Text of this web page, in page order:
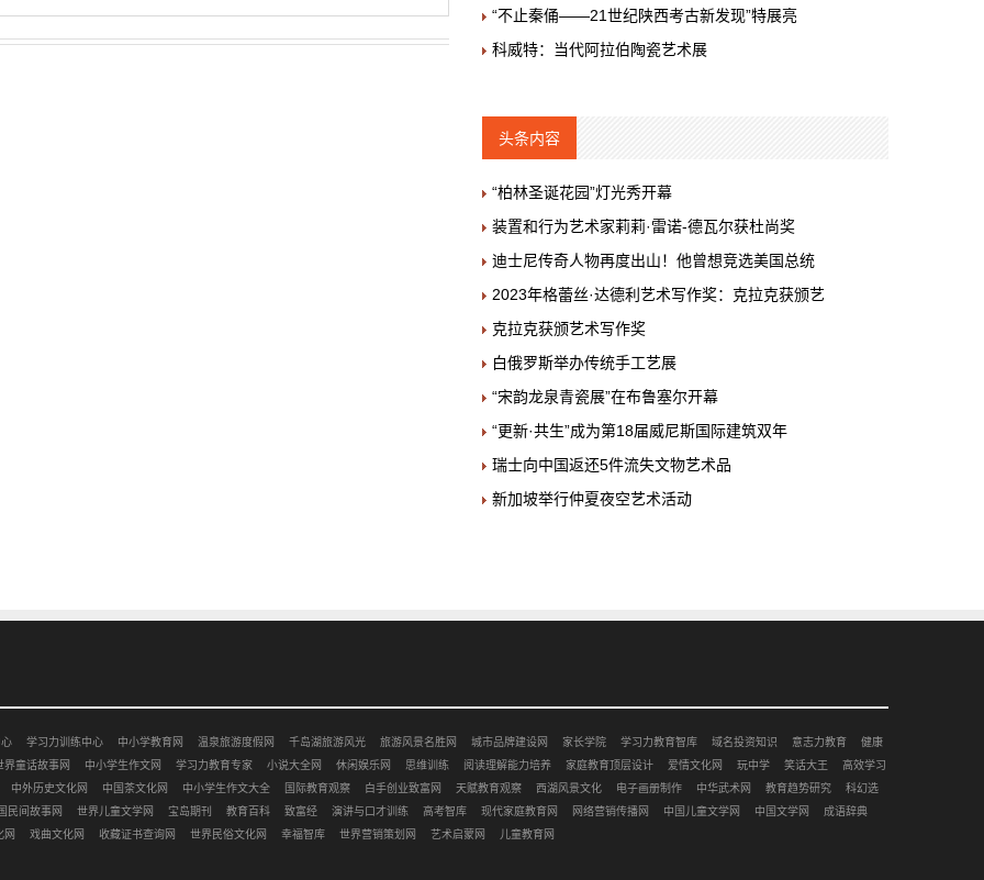
“不止秦俑——21世纪陕西考古新发现”特展亮
科威特：当代阿拉伯陶瓷艺术展
头条内容
“柏林圣诞花园”灯光秀开幕
装置和行为艺术家莉莉·雷诺-德瓦尔获杜尚奖
迪士尼传奇人物再度出山！他曾想竞选美国总统
2023年格蕾丝·达德利艺术写作奖：克拉克获颁艺
克拉克获颁艺术写作奖
白俄罗斯举办传统手工艺展
“宋韵龙泉青瓷展”在布鲁塞尔开幕
“更新·共生”成为第18届威尼斯国际建筑双年
瑞士向中国返还5件流失文物艺术品
新加坡举行仲夏夜空艺术活动
学习力训练中心 中小学教育网 温泉旅游度假网 千岛湖旅游风光 旅游风景名胜网 城市品牌建设网 家长学院 学习力教育智库 域名投资知识 意志力教育
健康
界童话故事网 中小学生作文网 学习力教育专家 小说大全网 休闲娱乐网 思维训练 阅读理解能力培养 家庭教育顶层设计 爱情文化网 玩中学 笑话大王
高效学习
中外历史文化网 中国茶文化网 中小学生作文大全 国际教育观察 白手创业致富网 天赋教育观察 西湖风景文化 电子画册制作 中华武术网 教育趋势研究
科幻选
民间故事网 世界儿童文学网 宝岛期刊 教育百科 致富经 演讲与口才训练 高考智库 现代家庭教育网 网络营销传播网 中国儿童文学网 中国文学网
成语辞典
网 戏曲文化网 收藏证书查询网 世界民俗文化网 幸福智库 世界营销策划网 艺术启蒙网 儿童教育网